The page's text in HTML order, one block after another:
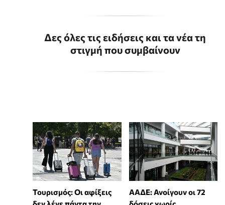
Δες όλες τις ειδήσεις και τα νέα τη
στιγμή που συμβαίνουν
Τουρισμός: Οι αφίξεις
ΑΑΔΕ: Ανοίγουν οι 72